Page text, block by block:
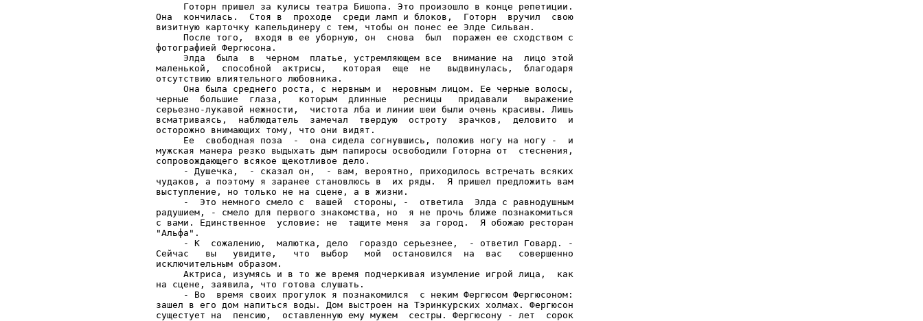
     Готорн пришел за кулисы театра Бишопа. Это произошло в конце репетиции.
Она  кончилась.  Стоя в  проходе  среди ламп и блоков,  Готорн  вручил  свою
визитную карточку капельдинеру с тем, чтобы он понес ее Элде Сильван.
     После того,  входя в ее уборную, он  снова  был  поражен ее сходством с
фотографией Фергюсона.
     Элда  была  в  черном  платье, устремляющем все  внимание на  лицо этой
маленькой,  способной  актрисы,   которая  еще  не   выдвинулась,  благодаря
отсутствию влиятельного любовника.
     Она была среднего роста, с нервным и  неровным лицом. Ее черные волосы,
черные  большие  глаза,   которым  длинные   ресницы   придавали   выражение
серьезно-лукавой нежности,  чистота лба и линии шеи были очень красивы. Лишь
всматриваясь,  наблюдатель  замечал  твердую  остроту  зрачков,  деловито  и
осторожно внимающих тому, что они видят.
     Ее  свободная поза  -  она сидела согнувшись, положив ногу на ногу -  и
мужская манера резко выдыхать дым папиросы освободили Готорна от  стеснения,
сопровождающего всякое щекотливое дело.
     - Душечка,  - сказал он,  - вам, вероятно, приходилось встречать всяких
чудаков, а поэтому я заранее становлюсь в  их ряды.  Я пришел предложить вам
выступление, но только не на сцене, а в жизни.
     -  Это немного смело с  вашей  стороны, -  ответила  Элда с равнодушным
радушием, - смело для первого знакомства, но  я не прочь ближе познакомиться
с вами. Единственное  условие: не  тащите меня  за город.  Я обожаю ресторан
"Альфа".
     - К  сожалению,  малютка, дело  гораздо серьезнее,  - ответил Говард. -
Сейчас   вы   увидите,   что  выбор   мой  остановился  на  вас   совершенно
исключительным образом.
     Актриса, изумясь и в то же время подчеркивая изумление игрой лица,  как
на сцене, заявила, что готова слушать.
     - Во  время своих прогулок я познакомился  с неким Фергюсом Фергюсоном:
зашел в его дом напиться воды. Дом выстроен на Тэринкурских холмах. Фергюсон
сущестует на  пенсию,  оставленную ему мужем  сестры. Фергюсону - лет  сорок